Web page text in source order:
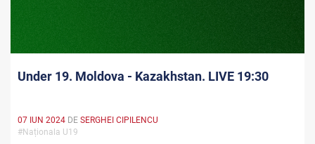
Under 19. Moldova - Kazakhstan. LIVE 19:30
07 IUN 2024 DE SERGHEI CIPILENCU
#Naționala U19